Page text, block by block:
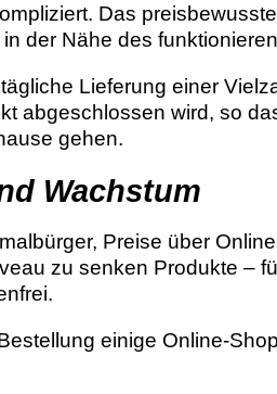
Das
der Nähe des
Lieferung einer
abgeschlossen wird, so
gehen.
Wachstum
Preise über
zu senken Produkte –
einige Online-